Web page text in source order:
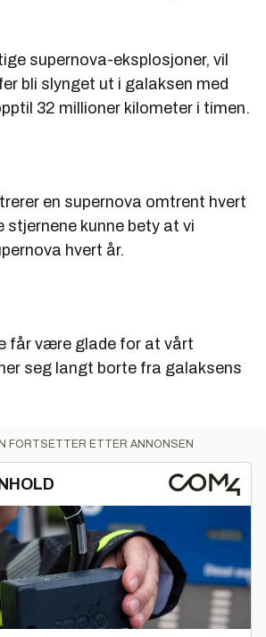
supernova-eksplosjoner, vil
bli slynget ut i galaksen med
32 millioner kilometer i timen.
en supernova omtrent hvert
stjernene kunne bety at vi
hvert år.
får være glade for at vårt
seg langt borte fra galaksens
FORTSETTER ETTER ANNONSEN